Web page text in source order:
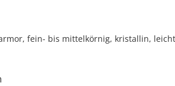
fein- bis mittelkörnig, kristallin,